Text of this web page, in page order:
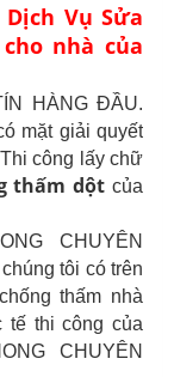
Vụ Sửa
nhà của
HÀNG ĐẦU.
mặt giải quyết
công lấy chữ
thấm dột của
CHUYÊN
tôi có trên
thấm nhà
tế thi công của
CHUYÊN